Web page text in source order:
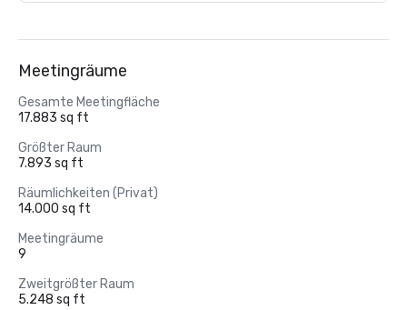
Meetingräume
Gesamte Meetingfläche
17.883 sq ft
Größter Raum
7.893 sq ft
Räumlichkeiten (Privat)
14.000 sq ft
Meetingräume
9
Zweitgrößter Raum
5.248 sq ft